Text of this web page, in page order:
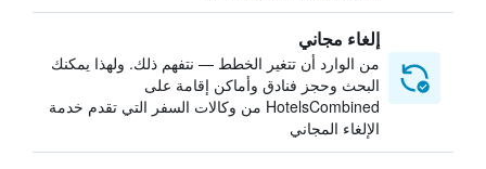
إلغاء مجاني
من الوارد أن تتغير الخطط — نتفهم ذلك. ولهذا يمكنك
البحث وحجز فنادق وأماكن إقامة على
HotelsCombined من وكالات السفر التي تقدم خدمة
الإلغاء المجاني